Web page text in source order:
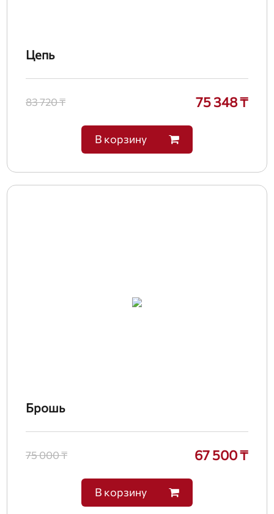
Цепь
83 720 ₸ 75 348 ₸
В корзину
Брошь
75 000 ₸ 67 500 ₸
В корзину